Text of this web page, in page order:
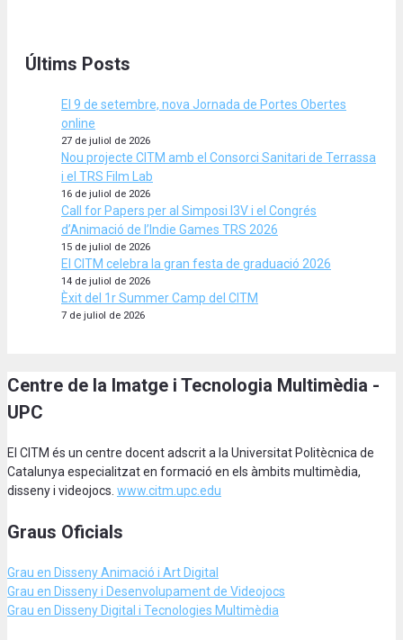
Últims Posts
El 9 de setembre, nova Jornada de Portes Obertes
online
27 de juliol de 2026
Nou projecte CITM amb el Consorci Sanitari de Terrassa
i el TRS Film Lab
16 de juliol de 2026
Call for Papers per al Simposi I3V i el Congrés
d’Animació de l’Indie Games TRS 2026
15 de juliol de 2026
El CITM celebra la gran festa de graduació 2026
14 de juliol de 2026
Èxit del 1r Summer Camp del CITM
7 de juliol de 2026
Centre de la Imatge i Tecnologia Multimèdia -
UPC
El CITM és un centre docent adscrit a la Universitat Politècnica de
Catalunya especialitzat en formació en els àmbits multimèdia,
disseny i videojocs. www.citm.upc.edu
Graus Oficials
Grau en Disseny Animació i Art Digital
Grau en Disseny i Desenvolupament de Videojocs
Grau en Disseny Digital i Tecnologies Multimèdia